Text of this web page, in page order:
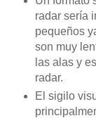
radar sería
pequeños
son muy
las alas y
radar.
El sigilo